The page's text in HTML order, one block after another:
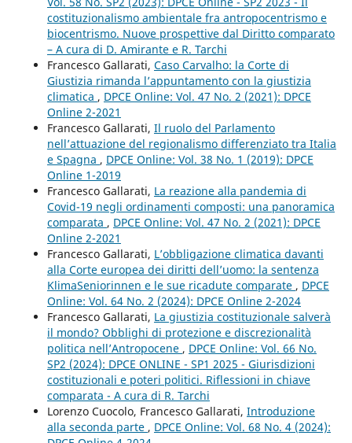
costituzionalismo ambientale fra antropocentrismo e
biocentrismo. Nuove prospettive dal Diritto comparato
– A cura di D. Amirante e R. Tarchi
Francesco Gallarati, Caso Carvalho: la Corte di
Giustizia rimanda l’appuntamento con la giustizia
climatica , DPCE Online: Vol. 47 No. 2 (2021): DPCE
Online 2-2021
Francesco Gallarati, Il ruolo del Parlamento
nell’attuazione del regionalismo differenziato tra Italia
e Spagna , DPCE Online: Vol. 38 No. 1 (2019): DPCE
Online 1-2019
Francesco Gallarati, La reazione alla pandemia di
Covid-19 negli ordinamenti composti: una panoramica
comparata , DPCE Online: Vol. 47 No. 2 (2021): DPCE
Online 2-2021
Francesco Gallarati, L’obbligazione climatica davanti
alla Corte europea dei diritti dell’uomo: la sentenza
KlimaSeniorinnen e le sue ricadute comparate , DPCE
Online: Vol. 64 No. 2 (2024): DPCE Online 2-2024
Francesco Gallarati, La giustizia costituzionale salverà
il mondo? Obblighi di protezione e discrezionalità
politica nell’Antropocene , DPCE Online: Vol. 66 No.
SP2 (2024): DPCE ONLINE - SP1 2025 - Giurisdizioni
costituzionali e poteri politici. Riflessioni in chiave
comparata - A cura di R. Tarchi
Lorenzo Cuocolo, Francesco Gallarati, Introduzione
alla seconda parte , DPCE Online: Vol. 68 No. 4 (2024):